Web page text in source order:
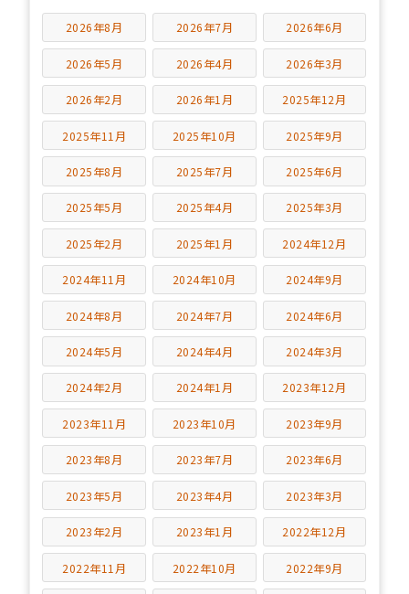
2026年8月 2026年7月 2026年6月
2026年5月 2026年4月 2026年3月
2026年2月 2026年1月 2025年12月
2025年11月 2025年10月 2025年9月
2025年8月 2025年7月 2025年6月
2025年5月 2025年4月 2025年3月
2025年2月 2025年1月 2024年12月
2024年11月 2024年10月 2024年9月
2024年8月 2024年7月 2024年6月
2024年5月 2024年4月 2024年3月
2024年2月 2024年1月 2023年12月
2023年11月 2023年10月 2023年9月
2023年8月 2023年7月 2023年6月
2023年5月 2023年4月 2023年3月
2023年2月 2023年1月 2022年12月
2022年11月 2022年10月 2022年9月